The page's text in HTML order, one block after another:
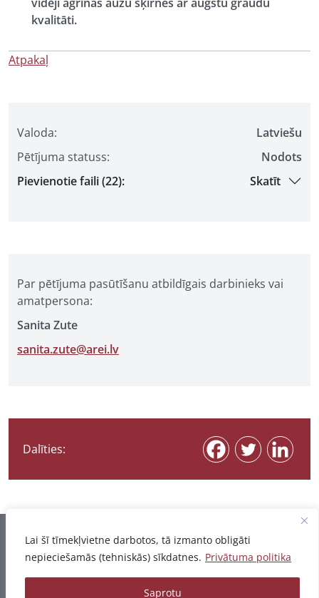
Lai šī tīmekļvietne darbotos, tā izmanto obligāti
nepieciešamās (tehniskās) sīkdatnes. Privātuma politika
Saprotu
Valoda:
Latviešu
Pētījuma statuss:
Nodots
Pievienotie faili (22):
Skatīt
Par pētījuma pasūtīšanu atbildīgais darbinieks vai
amatpersona:
Sanita Zute
sanita.zute@arei.lv
Dalīties:
kvalitāti.
Atpakaļ
Informācija pēdējo reizi atjaunota 07.08.2026